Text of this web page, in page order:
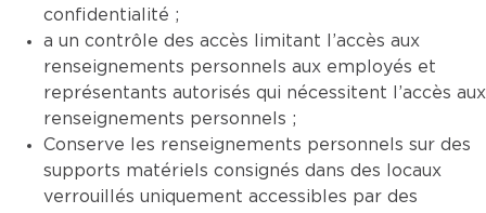
confidentialité ;
a un contrôle des accès limitant l’accès aux
renseignements personnels aux employés et
représentants autorisés qui nécessitent l’accès aux
renseignements personnels ;
Conserve les renseignements personnels sur des
supports matériels consignés dans des locaux
verrouillés uniquement accessibles par des